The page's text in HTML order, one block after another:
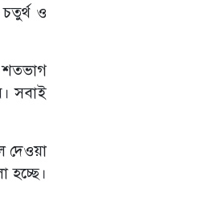
ও
শতভাগ
সবাই
দেওয়া
হচ্ছে।